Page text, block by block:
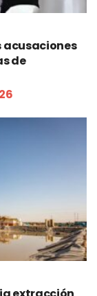
acusaciones
de